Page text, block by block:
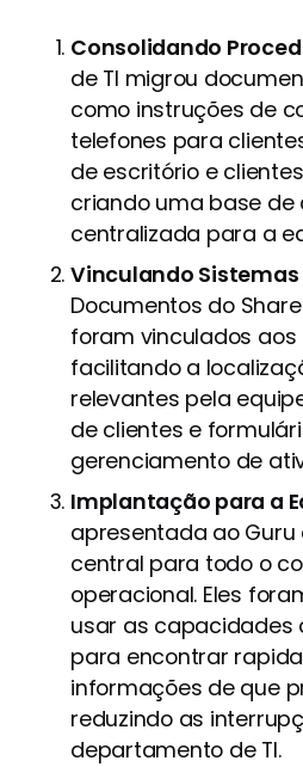
Consolidando
de TI migrou
como instruções de
telefones para
de escritório e
criando uma base de
centralizada para a
Vinculando Sistemas
Documentos do
foram vinculados aos
facilitando a
relevantes pela
de clientes e
gerenciamento de
Implantação para a
apresentada ao
central para todo o
operacional. Eles
usar as capacidades
para encontrar
informações de que
reduzindo as
departamento de TI.